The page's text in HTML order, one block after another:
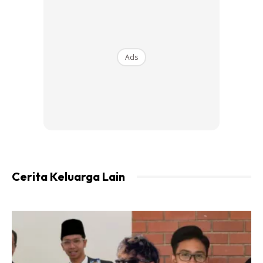
menduduki Peperiksaan Akhir Tahun bulan hadapan.
Pastikan anak melangkah ke std 3 2018 dgn memahami
Ads
Cerita Keluarga Lain